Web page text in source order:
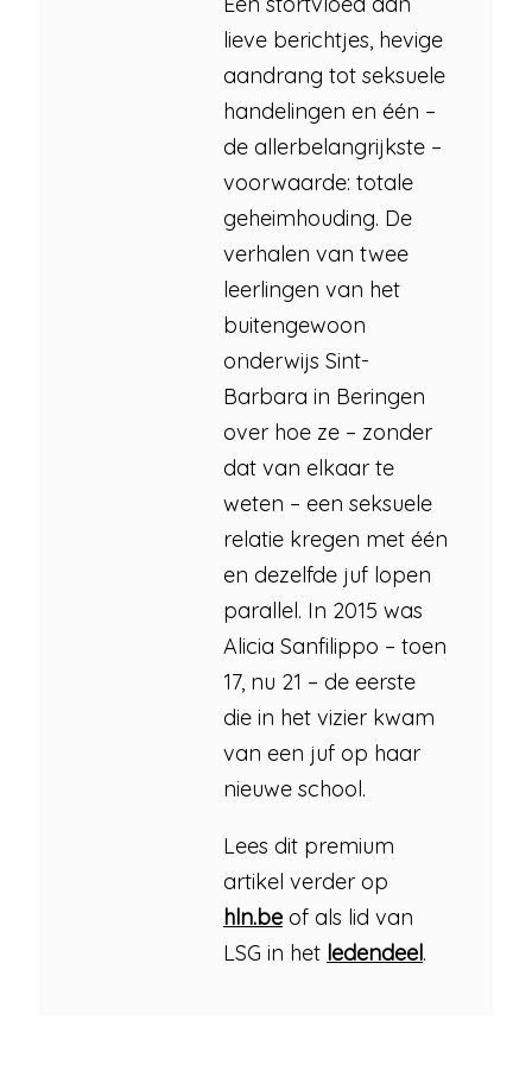
lieve berichtjes, hevige
aandrang tot seksuele
handelingen en één –
de allerbelangrijkste –
voorwaarde: totale
geheimhouding. De
verhalen van twee
leerlingen van het
buitengewoon
onderwijs Sint-
Barbara in Beringen
over hoe ze – zonder
dat van elkaar te
weten – een seksuele
relatie kregen met één
en dezelfde juf lopen
parallel. In 2015 was
Alicia Sanfilippo – toen
17, nu 21 – de eerste
die in het vizier kwam
van een juf op haar
nieuwe school.
Lees dit premium
artikel verder op
hln.be of als lid van
LSG in het ledendeel.